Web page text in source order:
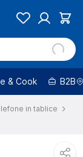
& Cook B2B
in tablice